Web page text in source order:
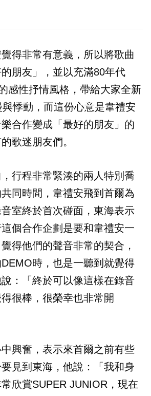
得非常有意義，所以將歌曲
朋友」，並以充滿80年代
感性抒情風格，帶給大家全新
悸動，而這份心意是韋禮安
合作變成「最好的朋友」的
歌迷朋友們。
行程非常緊湊的兩人特別喬
同時間，韋禮安飛到首爾為
室終於首次碰面，東海表示
個合作企劃是要和韋禮安一
得他們的聲音非常的契合，
時，也是一聽到就覺得
：「終於可以像這樣在錄音
很棒，很榮幸也非常開
興奮，表示來首爾之前有些
見到東海，他說：「我和身
欣賞SUPER JUNIOR，現在